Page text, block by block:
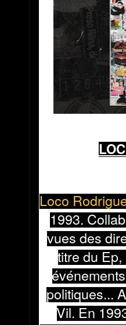
Loco
1993.
vues des
titre du
politiques...
Vil. En